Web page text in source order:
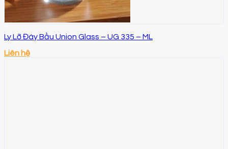
Ly Lỡ Đáy Bầu Union Glass – UG 335 – ML
Liên hệ